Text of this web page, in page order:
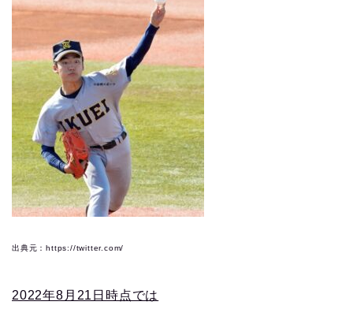
出典元：https://twitter.com/
2022年8月21日時点では